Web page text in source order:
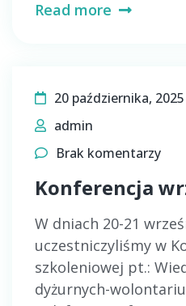
Read more
20 października, 2025
admin
Brak komentarzy
Konferencja
W dniach 20-21
uczestniczyliśmy w
szkoleniowej pt.:
dyżurnych-